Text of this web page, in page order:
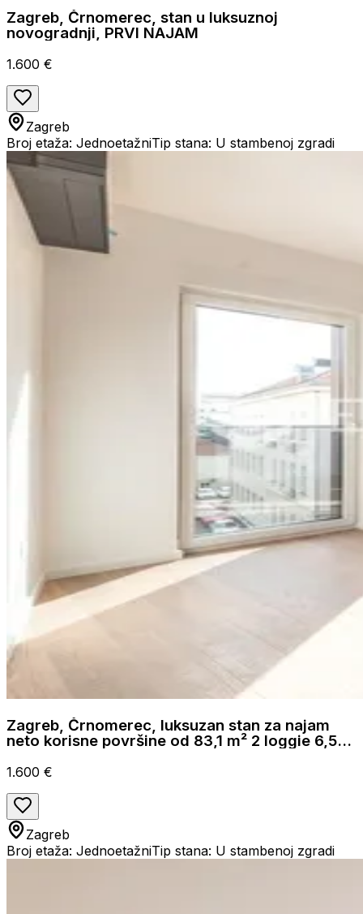
Zagreb, Črnomerec, stan u luksuznoj
novogradnji, PRVI NAJAM
1.600 €
Zagreb
Broj etaža: JednoetažniTip stana: U stambenoj zgradi
Zagreb, Črnomerec, luksuzan stan za najam
neto korisne površine od 83,1 m² 2 loggie 6,52
1.600 €
Zagreb
Broj etaža: JednoetažniTip stana: U stambenoj zgradi